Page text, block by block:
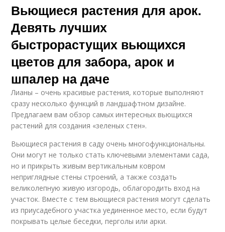
Вьющиеся растения для арок.
Девять лучших
быстрорастущих вьющихся
цветов для забора, арок и
шпалер на даче
Лианы – очень красивые растения, которые выполняют
сразу несколько функций в ландшафтном дизайне.
Предлагаем вам обзор самых интересных вьющихся
растений для создания «зеленых стен».
Вьющиеся растения в саду очень многофункциональны.
Они могут не только стать ключевыми элементами сада,
но и прикрыть живым вертикальным ковром
неприглядные стены строений, а также создать
великолепную живую изгородь, облагородить вход на
участок. Вместе с тем вьющиеся растения могут сделать
из приусадебного участка уединенное место, если будут
покрывать целые беседки, перголы или арки.